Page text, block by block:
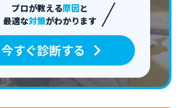
プロが教える原因と
最適な対策がわかります
今すぐ診断する